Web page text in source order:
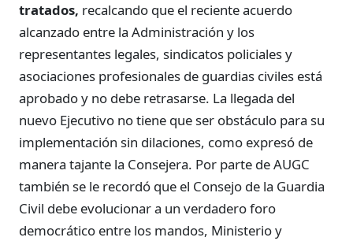
tratados, recalcando que el reciente acuerdo
alcanzado entre la Administración y los
representantes legales, sindicatos policiales y
asociaciones profesionales de guardias civiles está
aprobado y no debe retrasarse. La llegada del
nuevo Ejecutivo no tiene que ser obstáculo para su
implementación sin dilaciones, como expresó de
manera tajante la Consejera. Por parte de AUGC
también se le recordó que el Consejo de la Guardia
Civil debe evolucionar a un verdadero foro
democrático entre los mandos, Ministerio y